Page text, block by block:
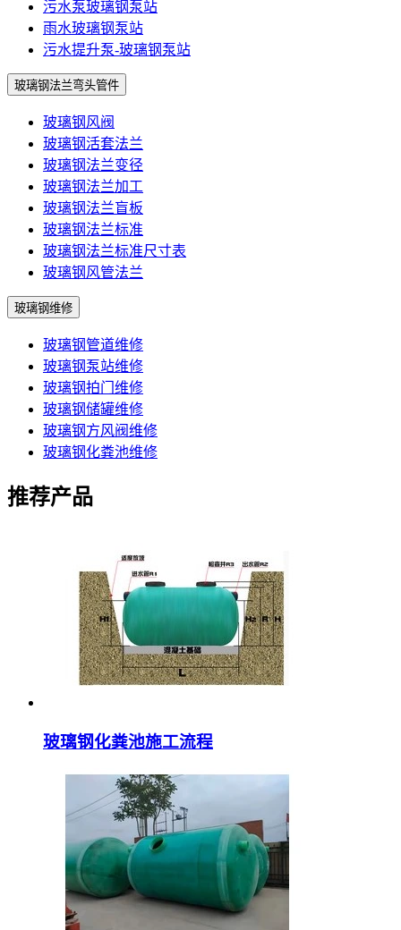
污水泵玻璃钢泵站
雨水玻璃钢泵站
污水提升泵-玻璃钢泵站
玻璃钢法兰弯头管件
玻璃钢风阀
玻璃钢活套法兰
玻璃钢法兰变径
玻璃钢法兰加工
玻璃钢法兰盲板
玻璃钢法兰标准
玻璃钢法兰标准尺寸表
玻璃钢风管法兰
玻璃钢维修
玻璃钢管道维修
玻璃钢泵站维修
玻璃钢拍门维修
玻璃钢储罐维修
玻璃钢方风阀维修
玻璃钢化粪池维修
推荐产品
玻璃钢化粪池施工流程